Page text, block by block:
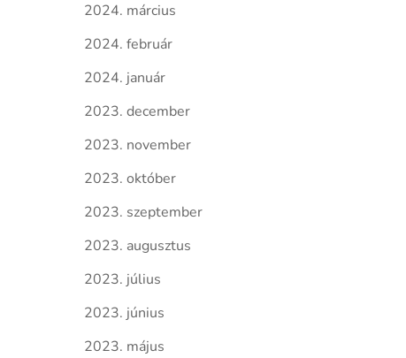
2024. március
2024. február
2024. január
2023. december
2023. november
2023. október
2023. szeptember
2023. augusztus
2023. július
2023. június
2023. május